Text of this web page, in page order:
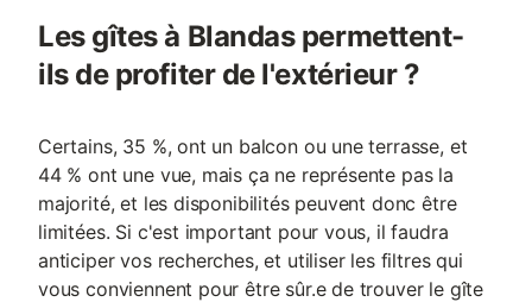
Les gîtes à Blandas permettent-
ils de profiter de l'extérieur ?
Certains, 35 %, ont un balcon ou une terrasse, et
44 % ont une vue, mais ça ne représente pas la
majorité, et les disponibilités peuvent donc être
limitées. Si c'est important pour vous, il faudra
anticiper vos recherches, et utiliser les filtres qui
vous conviennent pour être sûr.e de trouver le gîte